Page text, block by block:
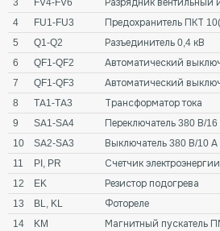
4
FU1-FU3 Предохранитель ПКТ
5
Q1-Q2 Разъединитель 0,4 кВ
6
QF1-QF2 Автоматический
7
QF1-QF3 Автоматический
8
TA1-TA3 Трансформатор тока
9
SA1-SA4 Переключатель 380 В/
10
SA2-SA3 Выключатель 380 В/10 А
11
PI, PR Счетчик электроэнергии
12
EK Резистор подогрева
13
BL, KL Фотореле
14
KM Магнитный пускатель